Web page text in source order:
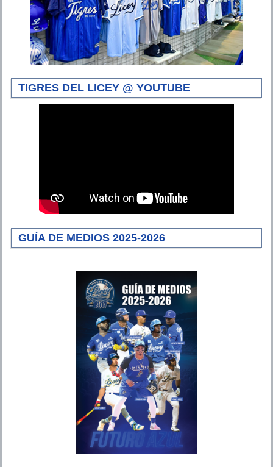
TIGRES DEL LICEY @ YOUTUBE
GUÍA DE MEDIOS 2025-2026